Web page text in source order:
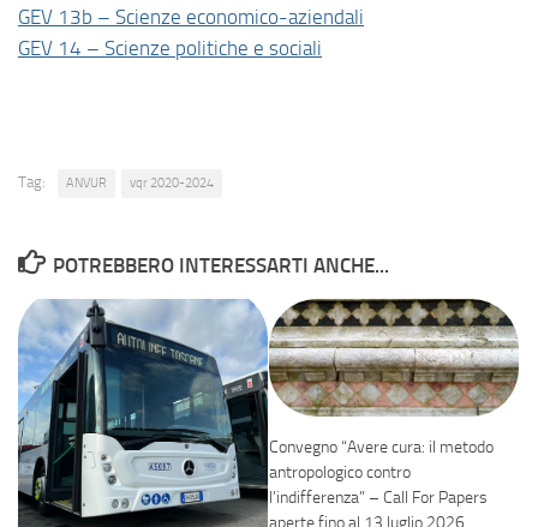
GEV 13b – Scienze economico-aziendali
GEV 14 – Scienze politiche e sociali
Tag: ANVUR vqr 2020-2024
POTREBBERO INTERESSARTI ANCHE...
Convegno “Avere cura: il metodo
antropologico contro
l’indifferenza” – Call For Papers
aperte fino al 13 luglio 2026